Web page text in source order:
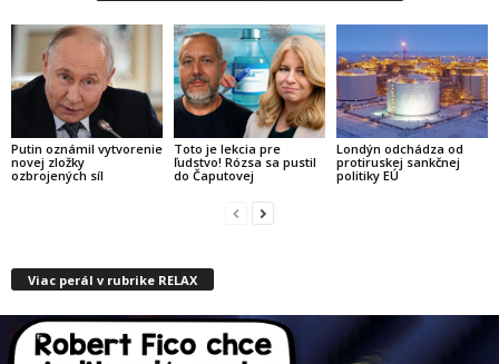
Putin oznámil vytvorenie
novej zložky
ozbrojených síl
Toto je lekcia pre
ľudstvo! Rózsa sa pustil
do Čaputovej
Londýn odchádza od
protiruskej sankčnej
politiky EÚ
Viac perál v rubrike RELAX